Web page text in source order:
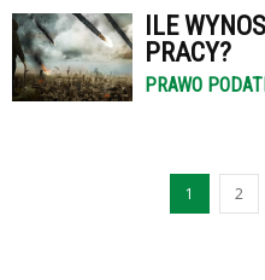
ILE
PRACY?
PRAWO
1 2